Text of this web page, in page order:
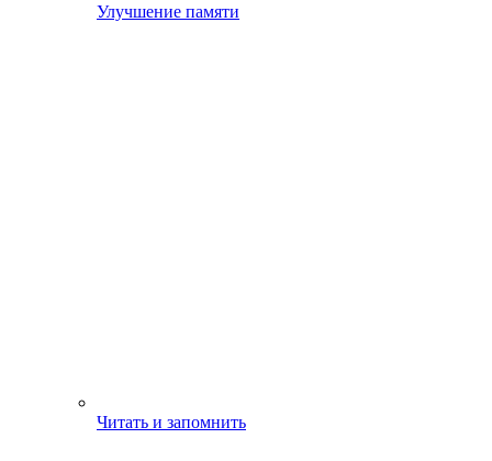
Улучшение памяти
Читать и запомнить